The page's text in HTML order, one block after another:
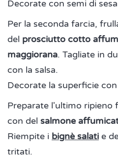
Decorate con semi di
Per la seconda farcia,
del prosciutto cotto
maggiorana. Tagliate in
con la salsa.
Decorate la superficie
Preparate l'ultimo ripieno
con del salmone
Riempite i bignè salati e
tritati.